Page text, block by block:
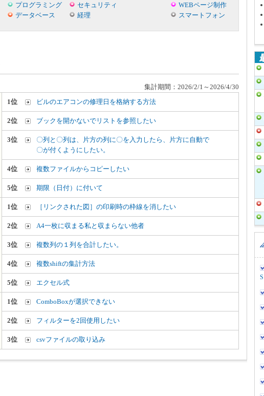
プログラミング セキュリティ
WEBページ制作
データベース 経理 スマートフォン
集計期間：2026/2/1～2026/4/30
1位 ビルのエアコンの修理日を格納する方法
2位 ブックを開かないでリストを参照したい
3位
〇列と〇列は、片方の列に〇を入力したら、片方に自動で
〇が付くようにしたい。
4位 複数ファイルからコピーしたい
5位 期限（日付）に付いて
1位 ［リンクされた図］の印刷時の枠線を消したい
2位 A4一枚に収まる私と収まらない他者
3位 複数列の１列を合計したい。
4位 複数shiftの集計方法
5位 エクセル式
1位 ComboBoxが選択できない
2位 フィルターを2回使用したい
3位 csvファイルの取り込み
S